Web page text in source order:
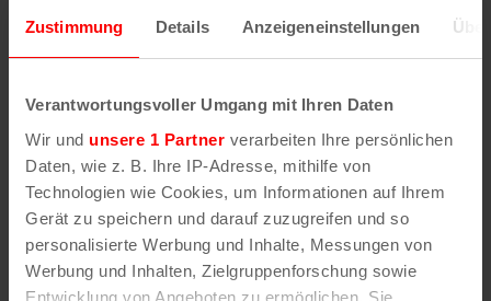
Zustimmung Details Anzeigeneinstellungen
Verantwortungsvoller Umgang mit Ihren Daten
Wir und unsere 1 Partner verarbeiten Ihre persönlichen
Daten, wie z. B. Ihre IP-Adresse, mithilfe von
Technologien wie Cookies, um Informationen auf Ihrem
Gerät zu speichern und darauf zuzugreifen und so
personalisierte Werbung und Inhalte, Messungen von
Werbung und Inhalten, Zielgruppenforschung sowie
Entwicklung von Angeboten zu ermöglichen. Sie
Fehler/Problem melden
Darstellung des RVR-Kartenwerks
Stadtplanwerk
erhältst Du unsere koeln.de-Karte mit vielen
weiteren Details wie z.B. Hausnummern.
Unser Stadtplan basiert auf Daten des
OpenStreetMap
-Projekts (
© OpenStreetMap
Mitwirkende
) und von OpenCycleMap.org